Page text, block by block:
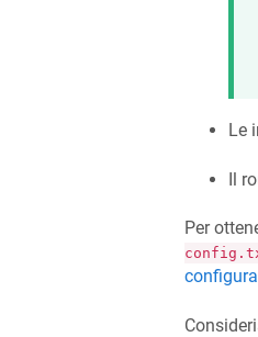
Le
Il
Per